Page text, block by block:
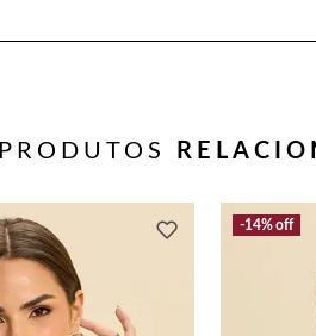
PRODUTOS
14% off